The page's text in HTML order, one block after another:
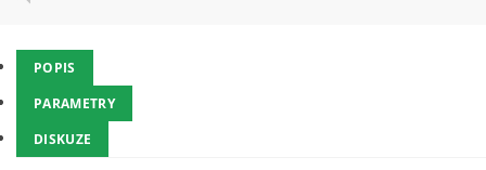
POPIS
PARAMETRY
DISKUZE